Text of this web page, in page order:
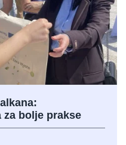
za bolje prakse